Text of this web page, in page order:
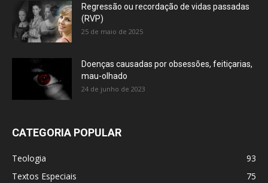
Regressão ou recordação de vidas passadas
(RVP)
25 de maio de 2025
Doenças causadas por obsessões, feitiçarias,
mau-olhado
24 de junho de 2023
CATEGORIA POPULAR
Teologia
93
Textos Especiais
75